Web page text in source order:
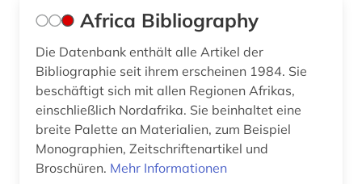
byzanz (1)
bündnerromanisch (1)
chemie (10)
china (4)
Suedosteuropa (2)
Thueringen (1)
Tschechische Republik (2)
Tuerkei (1)
USA (11)
Africa Bibliography
Die Datenbank enthält alle Artikel der
Bibliographie seit ihrem erscheinen 1984. Sie
beschäftigt sich mit allen Regionen Afrikas,
einschließlich Nordafrika. Sie beinhaltet eine
breite Palette an Materialien, zum Beispiel
Monographien, Zeitschriftenartikel und
Broschüren. Mehr Informationen